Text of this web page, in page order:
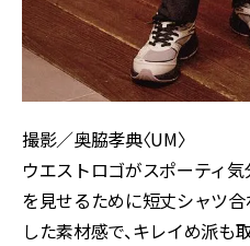
撮影／奥脇孝典〈UM〉
ウエストロゴがスポーティ
を見せるために短丈シャツ
した素材感で、キレイめ派